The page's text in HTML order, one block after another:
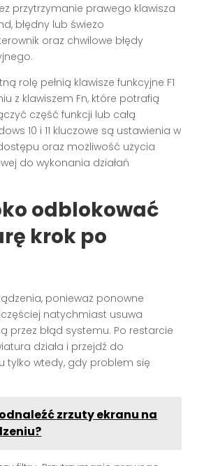
przytrzymanie prawego klawisza
błędny lub świeżo
oraz chwilowe błędy
rolę pełnią klawisze funkcyjne F1
z klawiszem Fn, które potrafią
część funkcji lub całą
10 i 11 kluczowe są ustawienia w
oraz możliwość użycia
do wykonania działań
odblokować
krok po
ponieważ ponowne
natychmiast usuwa
przez błąd systemu. Po restarcie
działa i przejdź do
tylko wtedy, gdy problem się
zrzuty ekranu na